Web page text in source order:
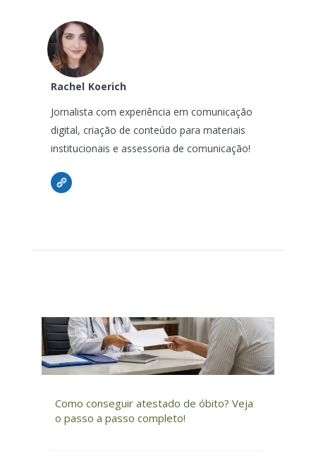
Rachel Koerich
Jornalista com experiência em comunicação
digital, criação de conteúdo para materiais
institucionais e assessoria de comunicação!
Como conseguir atestado de óbito? Veja
o passo a passo completo!